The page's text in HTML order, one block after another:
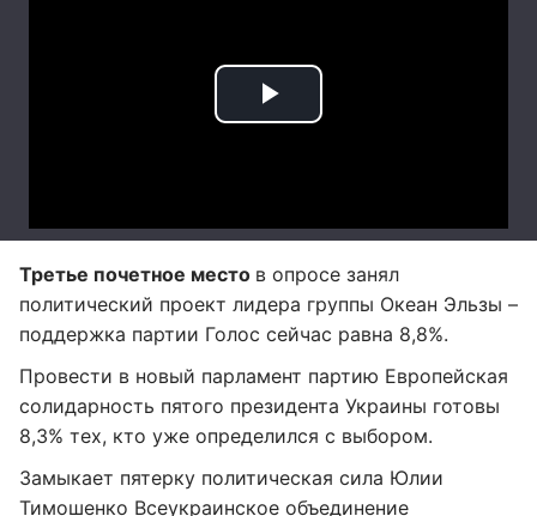
Третье почетное место в опросе занял
политический проект лидера группы Океан Эльзы –
поддержка партии Голос сейчас равна 8,8%.
Провести в новый парламент партию Европейская
солидарность пятого президента Украины готовы
8,3% тех, кто уже определился с выбором.
Замыкает пятерку политическая сила Юлии
Тимошенко Всеукраинское объединение